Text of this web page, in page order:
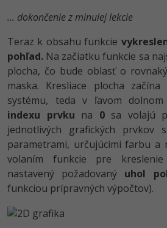
Swift -80%
Kotlin -80%
Céčko -80%
VB.NET
SQL
... dokončenie z minulej lekcie
Teraz k obsahu funkcie
pohľad. Na začiatku funkcie sa
plocha, čo bude oblasť o
maska. Kresliace plocha
systému, teda v ľavom
indexu prvku na 0sa volajú
jednotlivých grafických prvkov
parametrami, určujúcimi farbu a
volaním funkcie pre
nastavený požadovaný uhol
funkciou prípravných výpočtov).